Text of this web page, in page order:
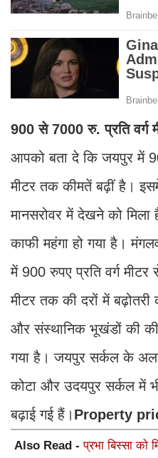
900 से 7000 रु. प्रति वर्ग
आपको बता दे कि जयपुर में
मीटर तक कीमतें बढ़ीं है।
मानसरोवर में देखने को
काफी महंगा हो गया है।
में 900 रुपए प्रति वर्ग
मीटर तक की दरों में बढ़ोतरी
और संस्थानिक भूखंडों की
गया है। जयपुर सर्कल के
कोटा और उदयपुर सर्कल में
बढ़ाई गई हैं। Property
Also Read -प्रभा बिस्सा को